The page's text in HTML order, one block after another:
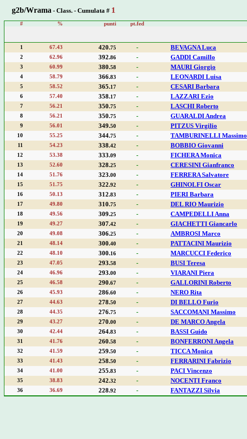
g2b/Wrama - Class. - Cumulata # 1
# % punti pt.fed
1 67.43 420.75 - BEVAGNA Luca
2
62.96 392.86 - GADDI Camillo
3
60.99 380.58 - MAURI Giorgio
4
58.79 366.83 - LEONARDI Luisa
5
58.52 365.17 - CESARI Barbara
6
57.40 358.17 - LAZZARI Ezio
7
56.21 350.75 - LASCHI Roberto
8
56.21 350.75 - GUARALDI Andrea
9
56.01 349.50 - PITZUS Virgilio
10
55.25 344.75 - TAMBURINELLI Massimo
11
54.23 338.42 - BOBBIO Giovanni
12
53.38 333.09 - FICHERA Monica
13
52.60 328.25 - CERESINI Gianfranco
14
51.76 323.00 - FERRERA Salvatore
15
51.75 322.92 - GHINOLFI Oscar
16
50.13 312.83 - PIERI Barbara
17
49.80 310.75 - DEL RIO Maurizio
18
49.56 309.25 - CAMPEDELLI Anna
19
49.27 307.42 - GIACHETTI Giancarlo
20
49.08 306.25 - AMBROSI Marco
21
48.14 300.40 - PATTACINI Maurizio
22
48.10 300.16 - MARCUCCI Federico
23
47.05 293.58 - BUSI Teresa
24
46.96 293.00 - VIARANI Piera
25
46.58 290.67 - GALLORINI Roberto
26
45.93 286.60 - NERO Rita
27
44.63 278.50 - DI BELLO Furio
28
44.35 276.75 - SACCOMANI Massimo
29
43.27 270.00 - DE MARCO Angela
30
42.44 264.83 - BASSI Guido
31
41.76 260.58 - BONFERRONI Angela
32
41.59 259.50 - TICCA Monica
33
41.43 258.50 - FERRARINI Fabrizio
34
41.00 255.83 - PACI Vincenzo
35
38.83 242.32 - NOCENTI Franco
36
36.69 228.92 - FANTAZZI Silvia